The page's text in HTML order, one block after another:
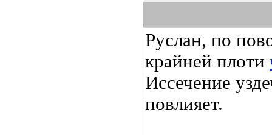
Руслан, по
крайней плоти
Иссечение
повлияет.